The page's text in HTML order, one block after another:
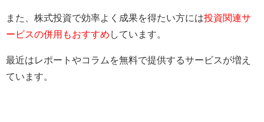
また、株式投資で効率よく成果を得たい方には投資関連サ
ービスの併用もおすすめ しています。
最近はレポートやコラムを無料で提供するサービスが増え
ています。